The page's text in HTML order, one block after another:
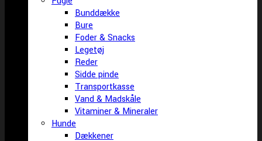
Bunddække
Bure
Foder & Snacks
Legetøj
Reder
Sidde pinde
Transportkasse
Vand & Madskåle
Vitaminer & Mineraler
Hunde
Dækkener